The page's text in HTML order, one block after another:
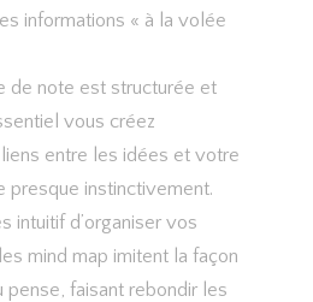
informations « à la volée
de note est structurée et
vous créez
entre les idées et votre
presque instinctivement.
intuitif d’organiser vos
mind map imitent la façon
pense, faisant rebondir les